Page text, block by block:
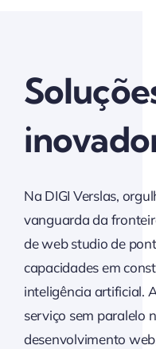
Na DIGI Verslas,
vanguarda da
de web studio de
capacidades em
inteligência artificial.
serviço sem paralelo
desenvolvimento